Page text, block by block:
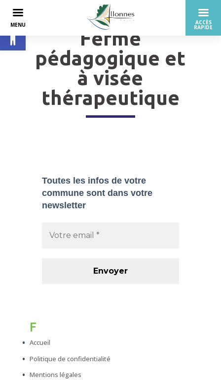
Ouvrir la barre d’outils
Ferme
pédagogique et
à visée
thérapeutique
Toutes les infos de votre
commune sont dans votre
newsletter
F
Accueil
Politique de confidentialité
Mentions légales